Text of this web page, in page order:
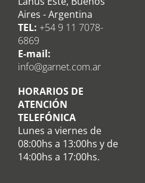
Aires - Argentina
TEL: +54 9 11 7078-
6869
E-mail:
info@garnet.com.ar
HORARIOS DE
ATENCIÓN
TELEFÓNICA
Lunes a viernes de
08:00hs a 13:00hs y de
14:00hs a 17:00hs.